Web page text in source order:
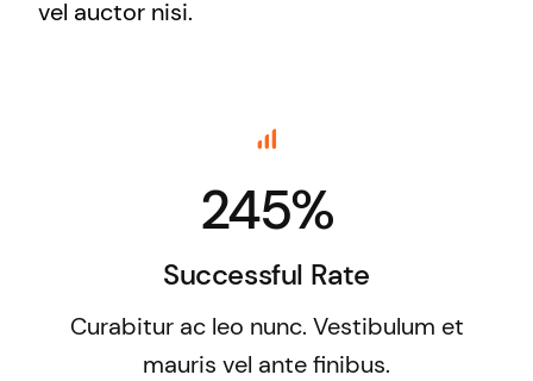
vel auctor nisi.
245%
Successful Rate
Curabitur ac leo nunc. Vestibulum et
mauris vel ante finibus.